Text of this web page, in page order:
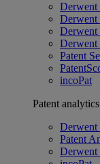
Derwent
Derwent
Derwent
Derwent
Patent
incoPat
Patent analytics
Derwent
Patent
Derwent